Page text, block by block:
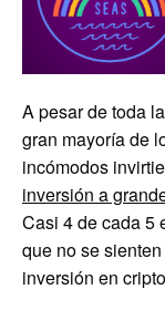
A pesar de toda
gran mayoría de
incómodos
inversión a
Casi 4 de cada 5
que no se
inversión en